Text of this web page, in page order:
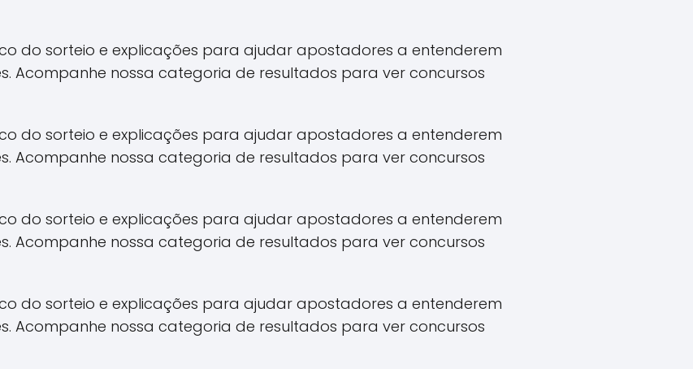
do sorteio e explicações para ajudar apostadores a entenderem
Acompanhe nossa categoria de resultados para ver concursos
do sorteio e explicações para ajudar apostadores a entenderem
Acompanhe nossa categoria de resultados para ver concursos
do sorteio e explicações para ajudar apostadores a entenderem
Acompanhe nossa categoria de resultados para ver concursos
do sorteio e explicações para ajudar apostadores a entenderem
Acompanhe nossa categoria de resultados para ver concursos